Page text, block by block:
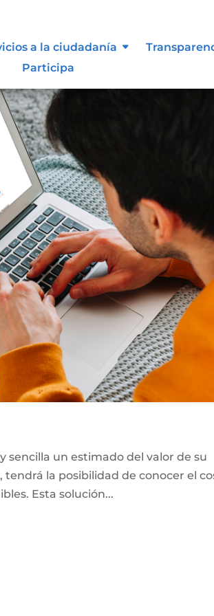
a la ciudadanía
Participa
sencilla un estimado del valor de su
tendrá la posibilidad de conocer el
Esta solución...